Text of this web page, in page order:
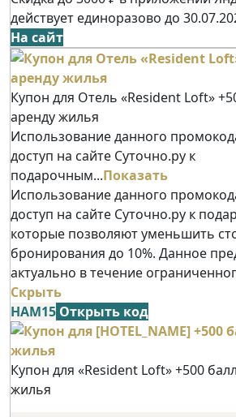
действует единоразово до
На сайт
Купон для Отель «Resident Loft»
аренду жилья
Использование данного
доступ на сайте Суточно.ру к
подарочным...Показать
Использование данного
доступ на сайте Суточно.ру к
которые позволяют уменьшить
бронирования до 10%. Данное
актуально в течение
Скрыть
НАМ15 Открыть код
Купон для «Resident Loft» +500
жилья